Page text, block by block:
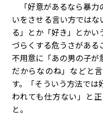
「好意があるなら暴力
いをさせる言い方では
る」とか「好き」とか
づらくする危うさがあ
不用意に「あの男の子が
だからなのね」などと
す。「そういう方法で
われても仕方ない」と
と。